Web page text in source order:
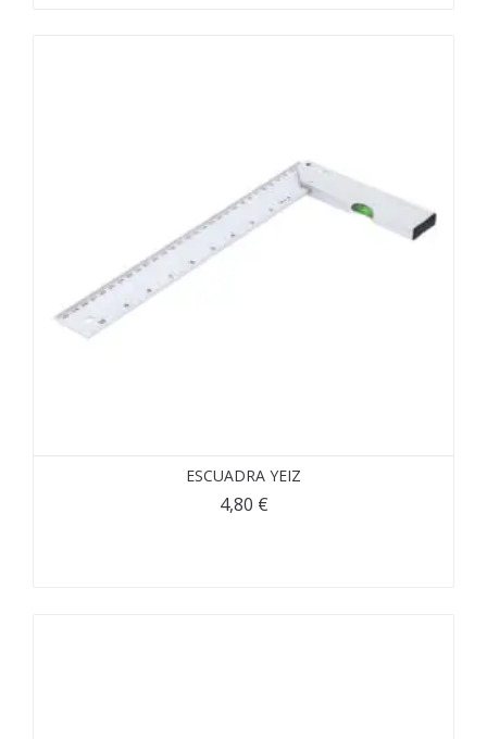
ESCUADRA YEIZ
4,80 €